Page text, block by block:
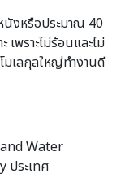
งหรือประมาณ 40
พราะไม่ร้อนและไม่
มเลกุลใหญ่ทำงานดี
Water
ประเทศ